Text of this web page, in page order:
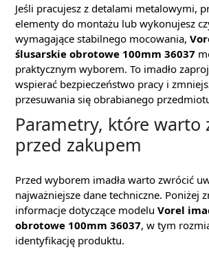
Jeśli pracujesz z detalami metalowymi,
elementy do montażu lub wykonujesz
wymagające stabilnego mocowania,
ślusarskie obrotowe 100mm 36037
praktycznym wyborem. To imadło
wspierać bezpieczeństwo pracy i
przesuwania się obrabianego
Parametry, które warto
przed zakupem
Przed wyborem imadła warto zwrócić
najważniejsze dane techniczne. Poniżej
informacje dotyczące modelu Vorel
obrotowe 100mm 36037, w tym
identyfikację produktu.